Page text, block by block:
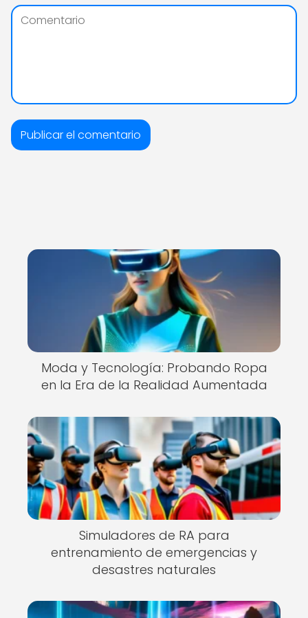
Moda y Tecnología: Probando Ropa
en la Era de la Realidad Aumentada
Simuladores de RA para
entrenamiento de emergencias y
desastres naturales